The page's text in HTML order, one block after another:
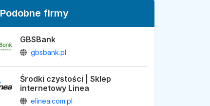
Podobne firmy
GBSBank
gbsbank.pl
Środki czystości | Sklep
internetowy Linea
elinea.com.pl